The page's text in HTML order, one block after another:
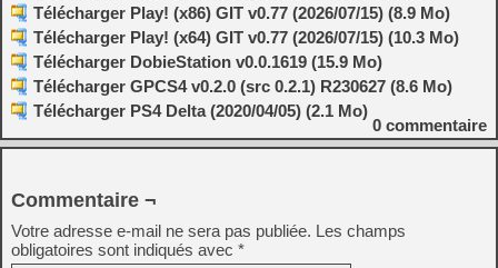
Télécharger Play! (x86) GIT v0.77 (2026/07/15) (8.9 Mo)
Télécharger Play! (x64) GIT v0.77 (2026/07/15) (10.3 Mo)
Télécharger DobieStation v0.0.1619 (15.9 Mo)
Télécharger GPCS4 v0.2.0 (src 0.2.1) R230627 (8.6 Mo)
Télécharger PS4 Delta (2020/04/05) (2.1 Mo)
0 commentaire
Commentaire ¬
Votre adresse e-mail ne sera pas publiée. Les champs
obligatoires sont indiqués avec *